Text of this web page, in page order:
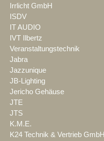
Irrlicht GmbH
ISDV
IT AUDIO
IVT Ilbertz
Veranstaltungstechnik
Jabra
Jazzunique
JB-Lighting
Jericho Gehäuse
JTE
JTS
K.M.E.
K24 Technik & Vertrieb GmbH